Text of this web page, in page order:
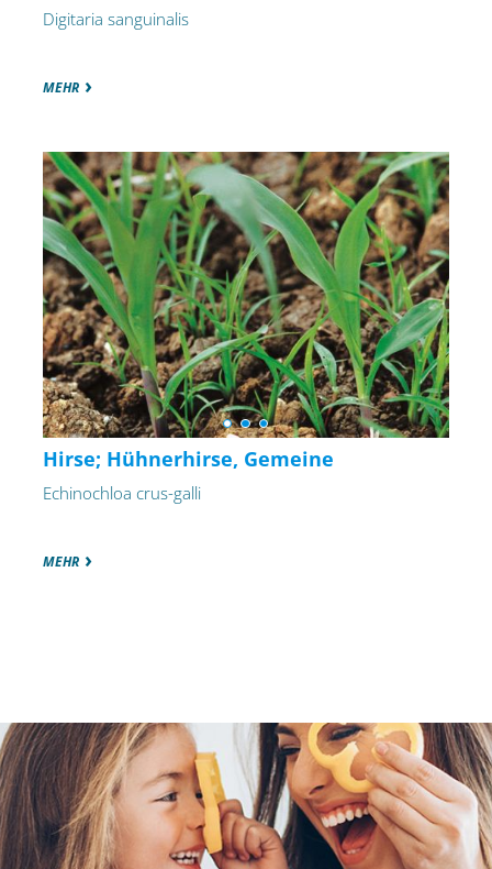
Digitaria sanguinalis
MEHR
Hirse; Hühnerhirse, Gemeine
Echinochloa crus-galli
MEHR